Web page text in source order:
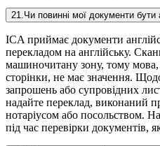
21 Чи повинні мої документи
ICA приймає документи
перекладом на англійську.
машиночитану зону, тому мова,
сторінки, не має значення.
запрошень або супровідних
надайте переклад, виконаний
нотаріусом або посольством.
під час перевірки документів,